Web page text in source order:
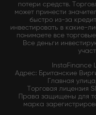
потери средств.
может принести
быстро из-за
инвестировать в какие-
понимаете все
Все деньги
InstaFinance
Адрес: Британские
Главная
Торговая лицензия
Права защищены для
марка